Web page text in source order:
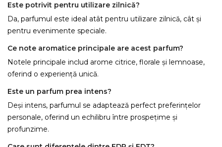
Este potrivit pentru utilizare zilnică?
Da, parfumul este ideal atât pentru utilizare zilnică, cât și
pentru evenimente speciale.
Ce note aromatice principale are acest parfum?
Notele principale includ arome citrice, florale și lemnoase,
oferind o experiență unică.
Este un parfum prea intens?
Deși intens, parfumul se adaptează perfect preferințelor
personale, oferind un echilibru între prospețime și
profunzime.